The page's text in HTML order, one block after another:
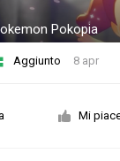
Pokopia
Aggiunto 8 apr
Mi